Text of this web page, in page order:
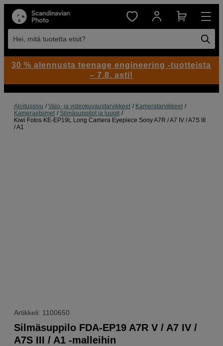
Hei, mitä tuotetta etsit?
Aloitussivu Valo- ja videokuvaustarvikkeet
Kameratarvikkeet
Kameraetsimet
Silmäsuppilot ja luupit
Kiwi Fotos KE-EP19L Long Camera Eyepiece Sony A7R / A7 IV / A7S III
/ A1
Artikkeli: 1100650
Silmäsuppilo FDA-EP19 A7R V / A7 IV /
A7S III / A1 -malleihin
30 % alennusta teenage engineering -tuotteista
– 7.8. asti!